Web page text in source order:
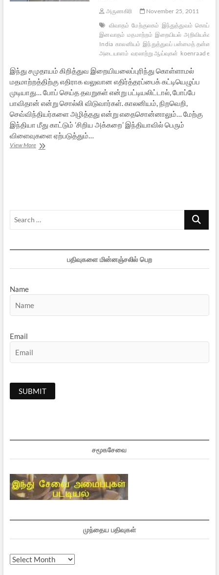
அருணகிரி
November 25, 2011
விவாதம் மேற்குலகம் இந்துத்துவம்
இனவாதம் மதமாற்றம் இறையியல் அறிவியக்கம்
India காலனியம் இந்துத்துவப் பன்மைத் தன்மை
அடையாளம் வரலாற்று ஆய்வுகள் koenraad elst
இந்து சமுதாயம் கிறித்துவ இறையியலைப்புரிந்து கொள்ளாமல்
மதமாற்றத்திற்கு எதிராக வலுவான எதிர்த்தரப்பைக் கட்டியெழுப்ப
முடியாது… போப் செய்த தவறுகள் என்று பட்டியலிட்டால், போப்பே
பாவிதான் என்று சொல்லி விடுவார்கள். காலனியம், நிறவெறி,
செவ்விந்தியர்களை அழித்தது என்று எதைசொன்னாலும்… மேற்கு
இந்தியா மீது காட்டும் ’சிறிய அக்கறை’ இந்தியாவில் பெரும்
விளைவுகளை ஏற்படுத்தும்…
View Moreகொயன்ராட்
Search
பதிவுகளை மின்னஞ்சலில் பெற
Name
Email
சமூகசேவை
முந்தைய பதிவுகள்
முந்தைய